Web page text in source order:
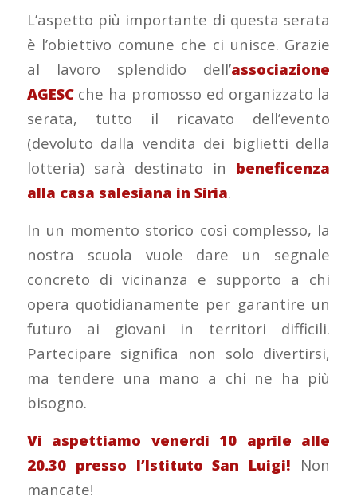
L’aspetto più importante di questa serata
è l’obiettivo comune che ci unisce. Grazie
al lavoro splendido dell’associazione
AGESCche ha promosso ed organizzato la
serata, tutto il ricavato dell’evento
(devoluto dalla vendita dei biglietti della
lotteria) sarà destinato in beneficenza
alla casa salesiana in Siria.
In un momento storico così complesso, la
nostra scuola vuole dare un segnale
concreto di vicinanza e supporto a chi
opera quotidianamente per garantire un
futuro ai giovani in territori difficili.
Partecipare significa non solo divertirsi,
ma tendere una mano a chi ne ha più
bisogno.
Vi aspettiamo venerdì 10 aprile alle
20.30 presso l’Istituto San Luigi! Non
mancate!